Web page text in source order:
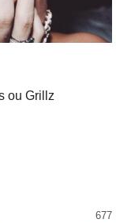
ou Grillz
677